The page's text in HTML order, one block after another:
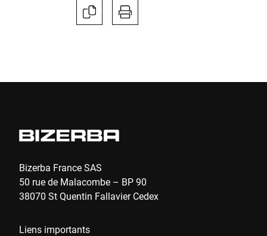
Bizerba France SAS
50 rue de Malacombe – BP 90
38070 St Quentin Fallavier Cedex
Liens importants